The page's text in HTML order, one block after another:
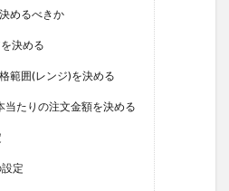
めるべきか
決める
範囲(レンジ)を決める
当たりの注文金額を決める
定